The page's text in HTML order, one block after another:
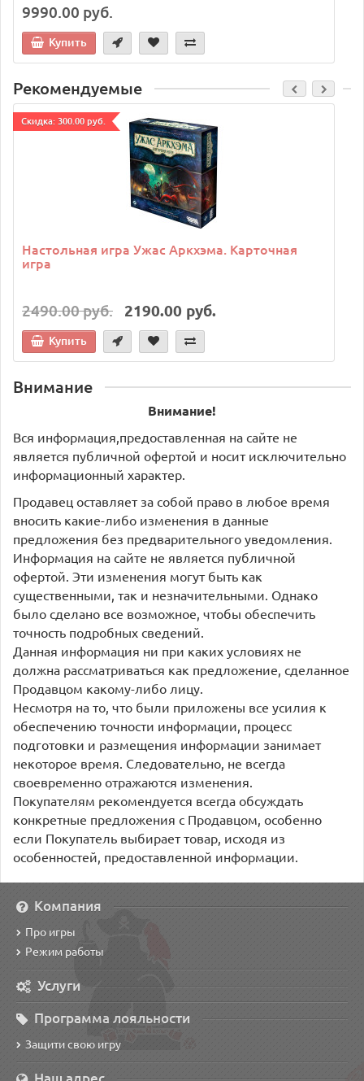
9990.00 руб.
Купить
Рекомендуемые
Cкидка: 300.00 руб.
Настольная игра Ужас Аркхэма. Карточная
игра
2490.00 руб. 2190.00 руб.
Купить
Внимание
Внимание!
Вся информация,предоставленная на сайте не
является публичной офертой и носит исключительно
информационный характер.
Продавец оставляет за собой право в любое время
вносить какие-либо изменения в данные
предложения без предварительного уведомления.
Информация на сайте не является публичной
офертой. Эти изменения могут быть как
существенными, так и незначительными. Однако
было сделано все возможное, чтобы обеспечить
точность подробных сведений.
Данная информация ни при каких условиях не
должна рассматриваться как предложение, сделанное
Продавцом какому-либо лицу.
Несмотря на то, что были приложены все усилия к
обеспечению точности информации, процесс
подготовки и размещения информации занимает
некоторое время. Следовательно, не всегда
своевременно отражаются изменения.
Покупателям рекомендуется всегда обсуждать
конкретные предложения с Продавцом, особенно
если Покупатель выбирает товар, исходя из
особенностей, предоставленной информации.
Компания
Про игры
Режим работы
Услуги
Программа лояльности
Защити свою игру